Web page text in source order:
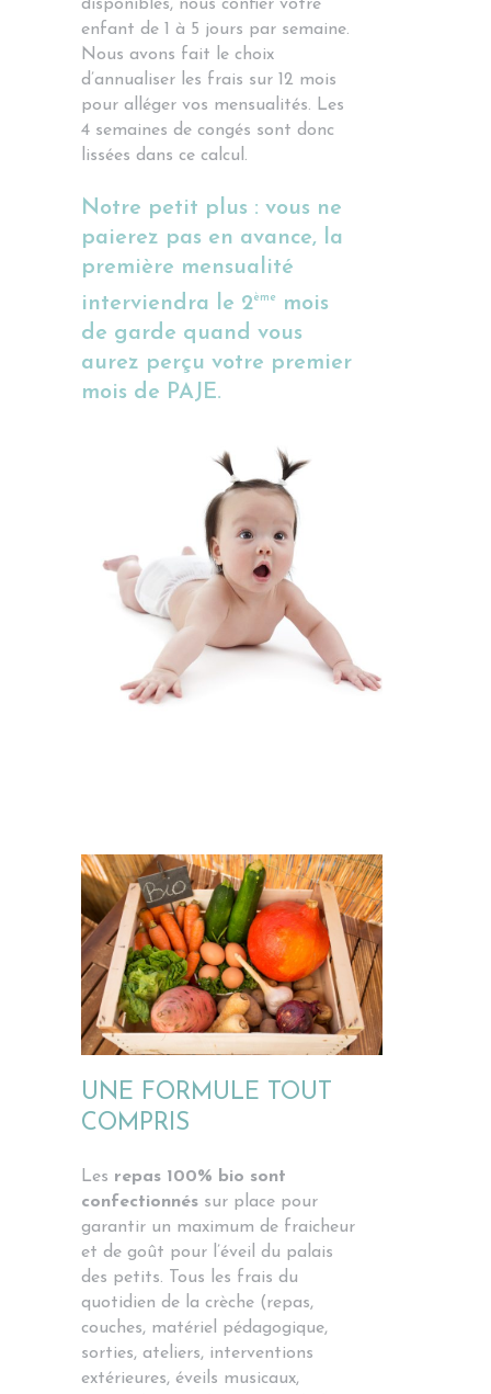
disponibles, nous confier votre
enfant de 1 à 5 jours par semaine.
Nous avons fait le choix
d’annualiser les frais sur 12 mois
pour alléger vos mensualités. Les
4 semaines de congés sont donc
lissées dans ce calcul.
Notre petit plus : vous ne
paierez pas en avance, la
première mensualité
interviendra le 2ème
mois
de garde quand vous
aurez perçu votre premier
mois de PAJE.
UNE FORMULE TOUT
COMPRIS
Les repas 100% bio sont
confectionnés sur place pour
garantir un maximum de fraicheur
et de goût pour l’éveil du palais
des petits. Tous les frais du
quotidien de la crèche (repas,
couches, matériel pédagogique,
sorties, ateliers, interventions
extérieures, éveils musicaux,